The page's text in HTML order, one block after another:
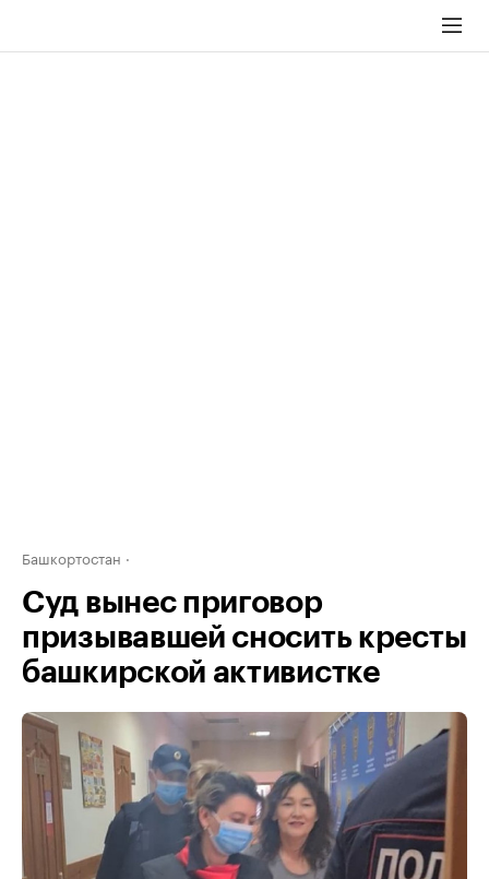
Башкортостан
Суд вынес приговор
призывавшей сносить кресты
башкирской активистке